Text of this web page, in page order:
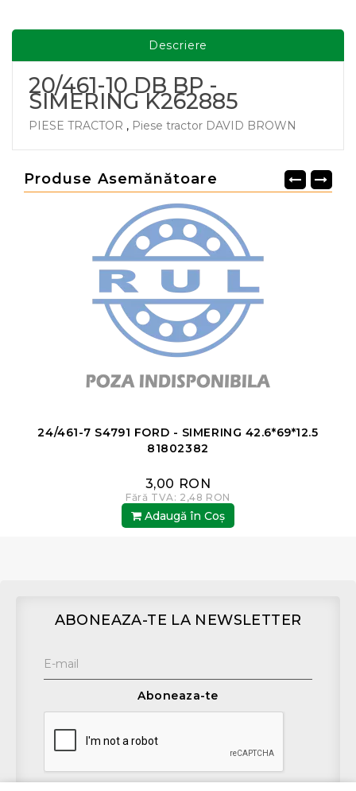
Descriere
20/461-10 DB BP -
SIMERING K262885
PIESE TRACTOR , Piese tractor DAVID BROWN
Produse Asemănătoare
24/461-7 S4791 FORD - SIMERING 42.6*69*12.5
81802382
3,00 RON
Fără TVA: 2,48 RON
Adaugă în Coş
ABONEAZA-TE LA NEWSLETTER
Aboneaza-te